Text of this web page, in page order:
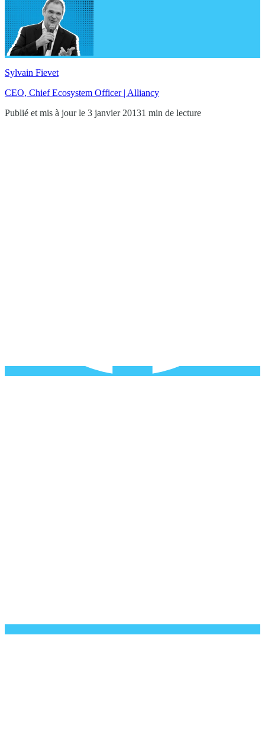
Sylvain Fievet
CEO, Chief Ecosystem Officer | Alliancy
Publié et mis à jour le 3 janvier 20131 min de lecture